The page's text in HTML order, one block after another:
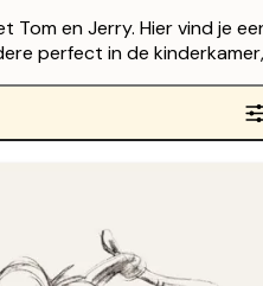
en Jerry. Hier vind je
perfect in de